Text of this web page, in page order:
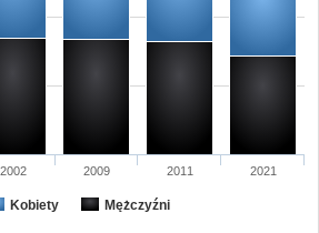
Kobiety Mężczyźni
2002 2009 2011 2021